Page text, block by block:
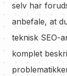
selv har
anbefale, at
teknisk SEO-
komplet